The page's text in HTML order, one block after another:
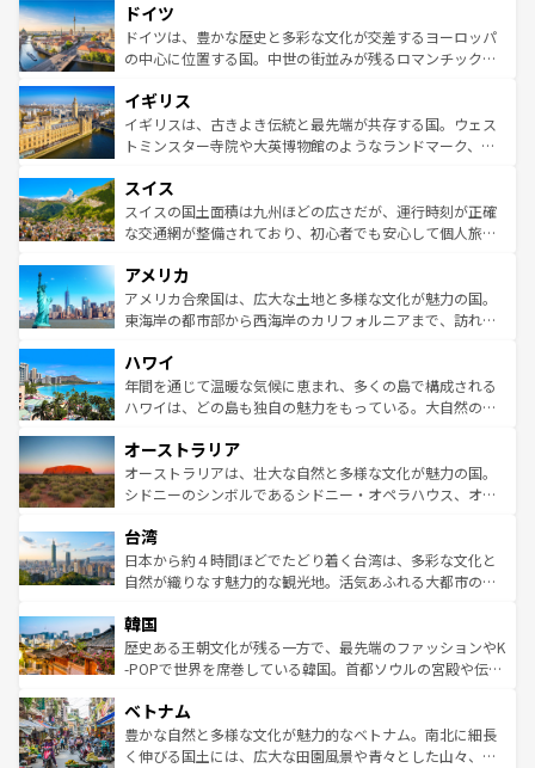
の城塞都市、穏やかなビーチリゾートまで多彩な表情を見
せる。地方によって風土や気候が異なるスペインはその個
性で訪れる人を魅了する。 なお、新着のスペイン情報はコ
で、幅広い魅力が詰まっている。華麗な宮殿、歴史的な大
聖堂、美しいビーチ、そして豊かな自然が、訪れる者を心
から魅了する。また、フランスは美食の国としても知ら
いる。シャンパンの発祥地であるランス、プロヴァンスの
香り高いラベンダー畑など、多彩な楽しみ方が可能だ。さ
らに、パリ以外の地域にも魅力が溢れており、どの街角に
れる地方に足を運ぶとそれぞれで全く異なる文化を体験で
きるだろう。 なお、新着のフランス情報はコンテンツ一覧
を参照してほしい。
ドイツ
ドイツは、豊かな歴史と多彩な文化が交差するヨーロッパ
の中心に位置する国。中世の街並みが残るロマンチック街
顔を持つこの国は、どこを歩いても飽きることがない。ベ
ルリンの文化的活気、バイエルン州のアルプスの絶景、そ
してライン川沿いのワイン畑といった風景は必見。ビール
は、お酒好きな人にはぜひ体験してほしい。 なお、新着の
ドイツ情報はコンテンツ一覧を参照してほしい。
イギリス
イギリスは、古きよき伝統と最先端が共存する国。ウェス
トミンスター寺院や大英博物館のようなランドマーク、歴
リアごとに異なる魅力がある。また、優雅なアフタヌーン
ティー、ビール好きにはたまらない英国パブ、サッカー観
戦など、本場だからこそできる体験も豊富。イギリスを旅
ンツ一覧を参照してほしい。
スイス
スイスの国土面積は九州ほどの広さだが、運行時刻が正確
な交通網が整備されており、初心者でも安心して個人旅行
の建物がそのまま残る町や、スイスならではのユニークな
博物館もあり、アルプス観光だけでなく町歩きも満喫する
ことができる。国民の所得が高いため物価も高いが、旅行
ば市内交通費無料で観光を楽しむこともできる。 なお、新
着のスイス情報はコンテンツ一覧 を参照してほしい。
アメリカ
アメリカ合衆国は、広大な土地と多様な文化が魅力の国。
東海岸の都市部から西海岸のカリフォルニアまで、訪れる
のような巨大都市は、観光、ショッピング、エンターテイ
ンメントが詰まった刺激的なスポットだ。一方、アメリカ
西部には大自然が広がり、グランドキャニオンやイエロー
部のニューオーリンズでは、音楽と美食が融合した独特の
文化が魅力。旅行者はアメリカの各地域で異なる魅力を楽
しみながら、その多様性と豊かな歴史を感じることができ
ならではの贅沢な旅のスタイルだ。 なお、新着のアメリカ
情報はコンテンツ一覧を参照してほしい。
ハワイ
年間を通じて温暖な気候に恵まれ、多くの島で構成される
ハワイは、どの島も独自の魅力をもっている。大自然の神
ワイ島は見逃せない。また、定番の観光地といえばオアフ
島だが、静かな自然を求めるならマウイ島やカウアイ島が
おすすめ。エメラルドグリーンに輝く海をはじめ、豊かな
れるおもてなしの心で訪れる人々を迎えてくれるハワイの
人々、おいしいローカルフードやハワイアンミュージッ
ク、伝統的なフラダンスなど、すべてがハワイの魅力を彩
ワイを、存分に味わってほしい。 なお、新着のハワイ情報
はコンテンツ一覧を参照してほしい。
オーストラリア
オーストラリアは、壮大な自然と多様な文化が魅力の国。
シドニーのシンボルであるシドニー・オペラハウス、オー
リアリーフや大陸中央部にそびえるウルル（エアーズロッ
ク）、タスマニアの美しい原生林やケアンズの熱帯雨林な
ど、見どころがたくさん。また、カフェやワイン、オージ
いる。アクティビティも充実しており、サーフィンやダイ
ビング、ハイキングなど、アウトドア好きにはたまらな
い。オーストラリアの多彩な魅力を存分に味わいつくそ
参照してほしい。
台湾
日本から約４時間ほどでたどり着く台湾は、多彩な文化と
自然が織りなす魅力的な観光地。活気あふれる大都市の台
ン）、静ひつな山岳地帯である台湾東部など、都市の喧騒
と山間の静けさが共存しており、訪れる人に新しい発見と
驚きをもたらしてくれる。また、奥深い台湾の食文化も魅
容にもいいと評判のスイーツなど、バラエティ豊かな料理
が味わえる。 なお、新着の台湾情報は コンテンツ一覧を参
照してほしい。
韓国
歴史ある王朝文化が残る一方で、最先端のファッションやK
-POPで世界を席巻している韓国。首都ソウルの宮殿や伝統
き、地方に足を延ばせば四季折々の自然美を楽しむことが
できる。そして、キムチや焼肉、絶品のストリートフード
まで、さまざまな韓国料理が待っている。夜には、韓国な
ベトナム
豊かな自然と多様な文化が魅力的なベトナム。南北に細長
く伸びる国土には、広大な田園風景や青々とした山々、世